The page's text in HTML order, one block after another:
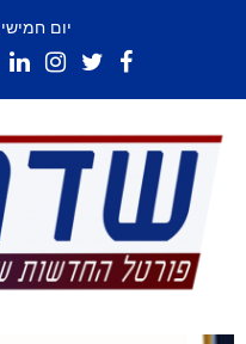
יום חמישי, 6 אוגוסט 2026